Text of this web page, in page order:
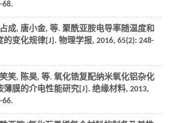
68.
成, 唐小金, 等. 聚酰亚胺电导率随温度和
的变化规律[J]. 物理学报, 2016, 65(2): 248-
笑, 陈昊, 等. 氧化锆复配纳米氧化铝杂化
薄膜的介电性能研究[J]. 绝缘材料, 2013,
66.